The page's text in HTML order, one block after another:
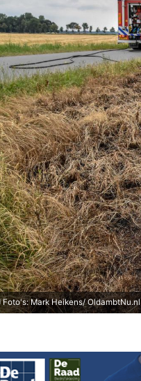
Foto's: Mark Heikens/ OldambtNu.nl